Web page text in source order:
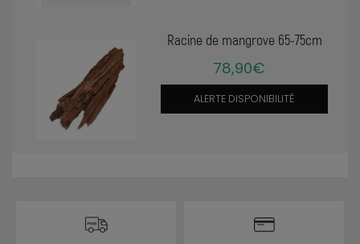
Racine de mangrove 65-75cm
78,90€
ALERTE DISPONIBILITÉ